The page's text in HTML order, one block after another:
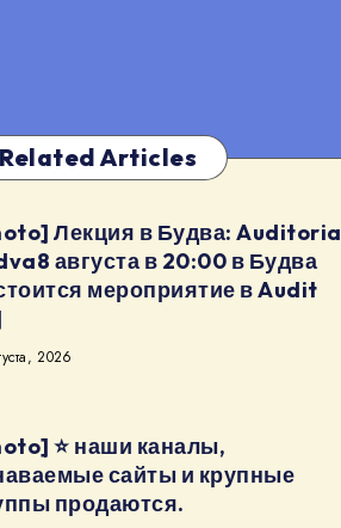
Related Articles
Лекция в Будва: Auditoria
августа в 20:00 в Будва
мероприятие в Audit
2026
⭐️ наши каналы,
сайты и крупные
продаются.